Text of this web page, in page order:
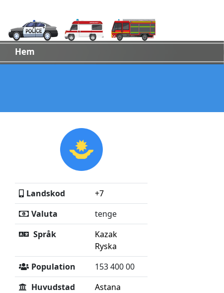
Hem
Landskod
+7
Valuta
tenge
Språk
Kazak
Ryska
Population
153 400 00
Huvudstad
Astana